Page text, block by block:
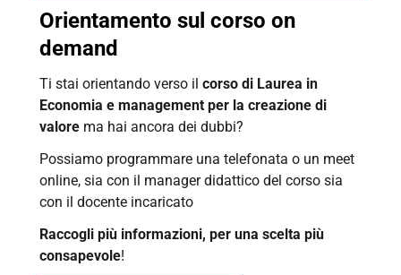
Orientamento sul corso on
demand
Ti stai orientando verso il corso di Laurea in
Economia e management per la creazione di
valore ma hai ancora dei dubbi?
Possiamo programmare una telefonata o un meet
online, sia con il manager didattico del corso sia
con il docente incaricato
Raccogli più informazioni, per una scelta più
consapevole!